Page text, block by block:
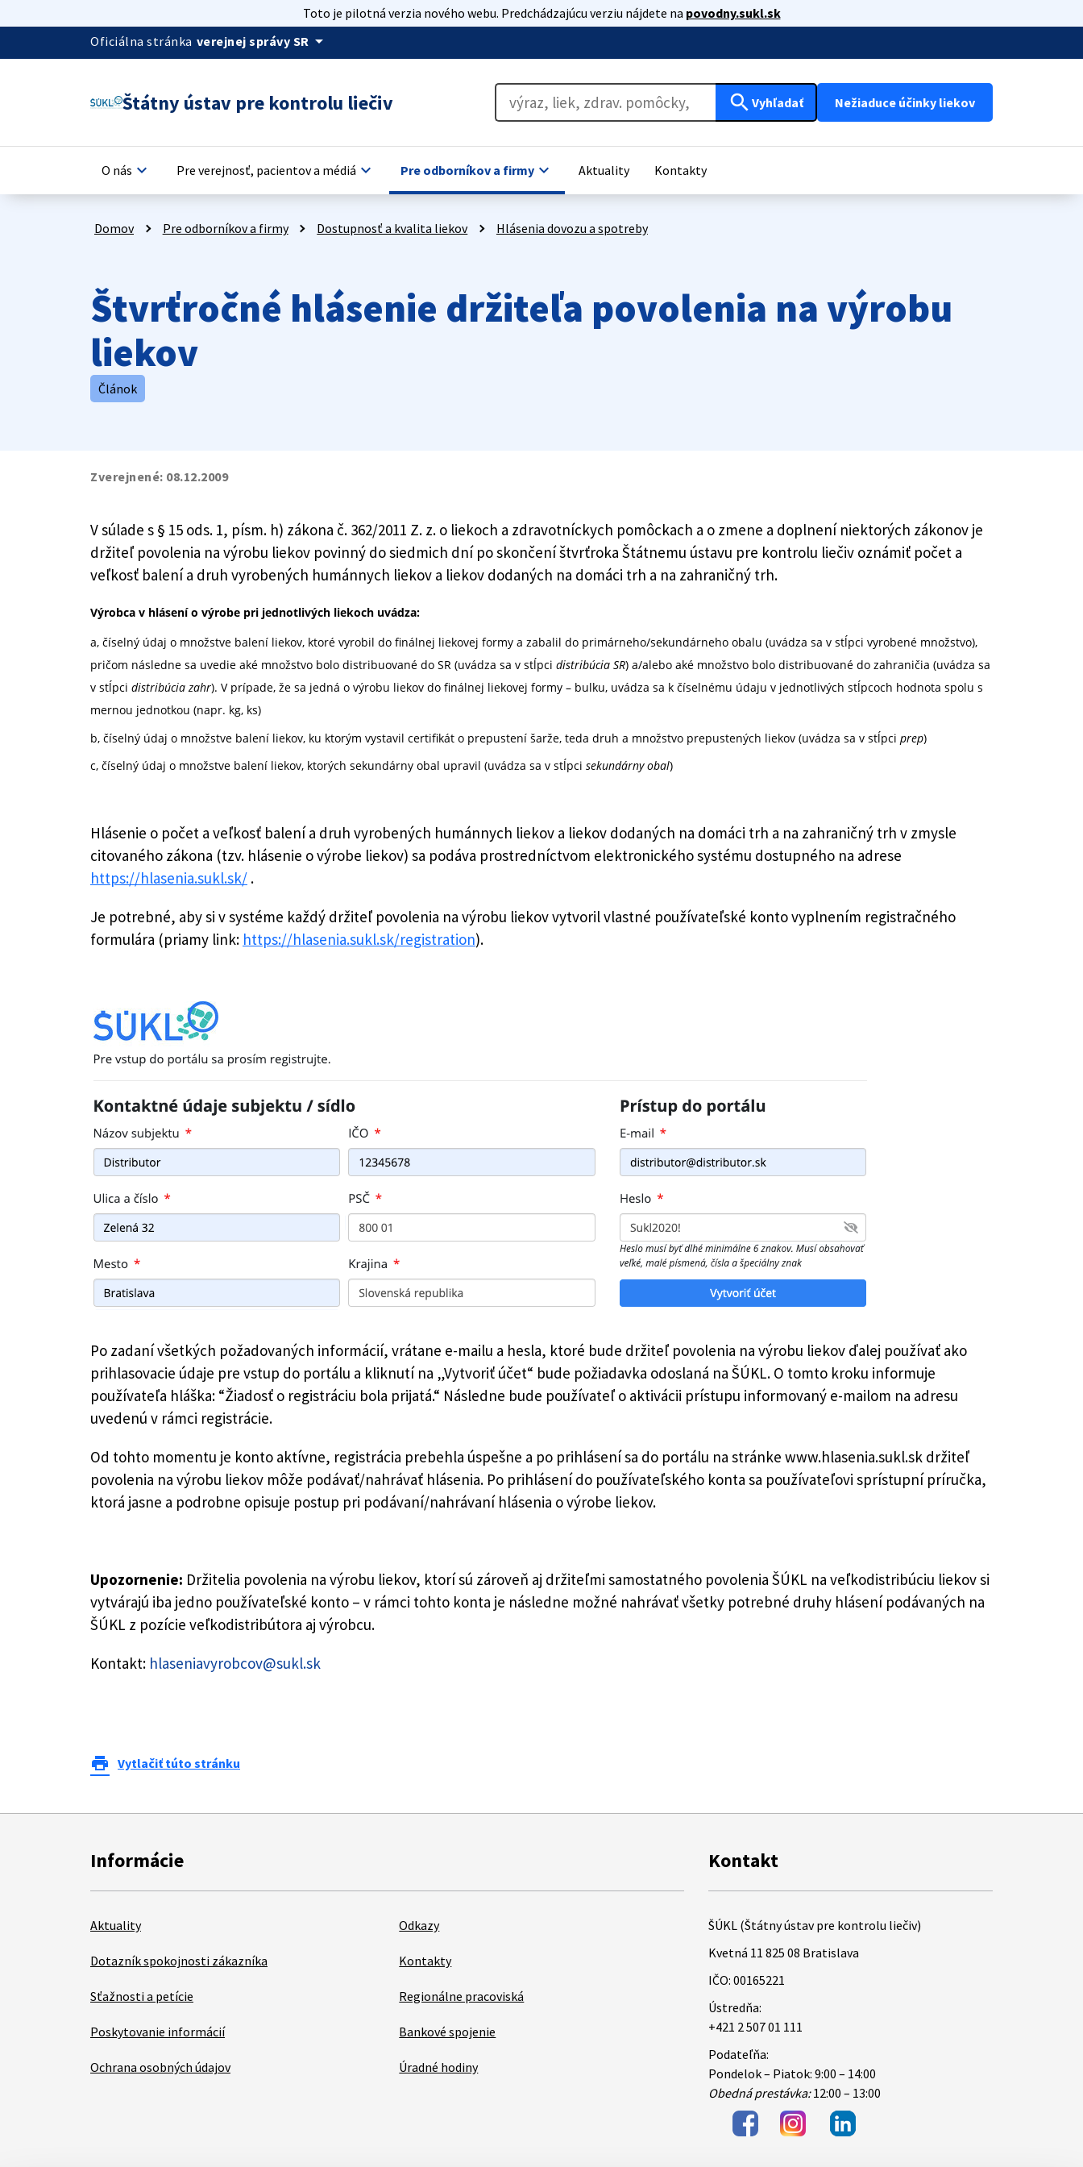
Toto je pilotná verzia nového webu. Predchádzajúcu verziu nájdete na povodny.sukl.sk
Oficiálna stránka verejnej správy SR arrow_drop_down
Štátny ústav pre kontrolu liečiv search Vyhľadať Nežiaduce účinky liekov
O nás keyboard_arrow_down Pre verejnosť, pacientov a médiá keyboard_arrow_down Pre odborníkov a firmy keyboard_arrow_down Aktuality Kontakty
Domov Pre odborníkov a firmy Dostupnosť a kvalita liekov Hlásenia dovozu a spotreby
Štvrťročné hlásenie držiteľa povolenia na výrobu
liekov
Článok
Zverejnené: 08.12.2009
V súlade s § 15 ods. 1, písm. h) zákona č. 362/2011 Z. z. o liekoch a zdravotníckych pomôckach a o zmene a doplnení niektorých zákonov je
držiteľ povolenia na výrobu liekov povinný do siedmich dní po skončení štvrťroka Štátnemu ústavu pre kontrolu liečiv oznámiť počet a
veľkosť balení a druh vyrobených humánnych liekov a liekov dodaných na domáci trh a na zahraničný trh.
Výrobca v hlásení o výrobe pri jednotlivých liekoch uvádza:
a, číselný údaj o množstve balení liekov, ktoré vyrobil do finálnej liekovej formy a zabalil do primárneho/sekundárneho obalu (uvádza sa v stĺpci vyrobené množstvo),
pričom následne sa uvedie aké množstvo bolo distribuované do SR (uvádza sa v stĺpci distribúcia SR) a/alebo aké množstvo bolo distribuované do zahraničia (uvádza sa
v stĺpci distribúcia zahr). V prípade, že sa jedná o výrobu liekov do finálnej liekovej formy – bulku, uvádza sa k číselnému údaju v jednotlivých stĺpcoch hodnota spolu s
mernou jednotkou (napr. kg, ks)
b, číselný údaj o množstve balení liekov, ku ktorým vystavil certifikát o prepustení šarže, teda druh a množstvo prepustených liekov (uvádza sa v stĺpci prep)
c, číselný údaj o množstve balení liekov, ktorých sekundárny obal upravil (uvádza sa v stĺpci sekundárny obal)
Hlásenie o počet a veľkosť balení a druh vyrobených humánnych liekov a liekov dodaných na domáci trh a na zahraničný trh v zmysle
citovaného zákona (tzv. hlásenie o výrobe liekov) sa podáva prostredníctvom elektronického systému dostupného na adrese
https://hlasenia.sukl.sk/ .
Je potrebné, aby si v systéme každý držiteľ povolenia na výrobu liekov vytvoril vlastné používateľské konto vyplnením registračného
formulára (priamy link: https://hlasenia.sukl.sk/registration).
Po zadaní všetkých požadovaných informácií, vrátane e-mailu a hesla, ktoré bude držiteľ povolenia na výrobu liekov ďalej používať ako
prihlasovacie údaje pre vstup do portálu a kliknutí na „Vytvoriť účet“ bude požiadavka odoslaná na ŠÚKL. O tomto kroku informuje
používateľa hláška: “Žiadosť o registráciu bola prijatá.“ Následne bude používateľ o aktivácii prístupu informovaný e-mailom na adresu
uvedenú v rámci registrácie.
Od tohto momentu je konto aktívne, registrácia prebehla úspešne a po prihlásení sa do portálu na stránke www.hlasenia.sukl.sk držiteľ
povolenia na výrobu liekov môže podávať/nahrávať hlásenia. Po prihlásení do používateľského konta sa používateľovi sprístupní príručka,
ktorá jasne a podrobne opisuje postup pri podávaní/nahrávaní hlásenia o výrobe liekov.
Upozornenie: Držitelia povolenia na výrobu liekov, ktorí sú zároveň aj držiteľmi samostatného povolenia ŠÚKL na veľkodistribúciu liekov si
vytvárajú iba jedno používateľské konto – v rámci tohto konta je následne možné nahrávať všetky potrebné druhy hlásení podávaných na
ŠÚKL z pozície veľkodistribútora aj výrobcu.
Kontakt: hlaseniavyrobcov@sukl.sk
print Vytlačiť túto stránku
Informácie
Aktuality
Dotazník spokojnosti zákazníka
Sťažnosti a petície
Poskytovanie informácií
Ochrana osobných údajov
Odkazy
Kontakty
Regionálne pracoviská
Bankové spojenie
Úradné hodiny
Kontakt
ŠÚKL (Štátny ústav pre kontrolu liečiv)
Kvetná 11 825 08 Bratislava
IČO: 00165221
Ústredňa:
+421 2 507 01 111
Podateľňa:
Pondelok – Piatok: 9:00 – 14:00
Obedná prestávka:12:00 – 13:00